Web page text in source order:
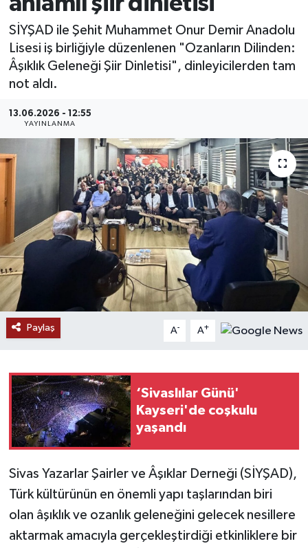
SİYŞAD ile Şehit Muhammet Onur Demir Anadolu
Lisesi iş birliğiyle düzenlenen "Ozanların Dilinden:
Âşıklık Geleneği Şiir Dinletisi", dinleyicilerden tam
not aldı.
13.06.2026 - 12:55
YAYINLANMA
Paylaş A- A+
‘Sivaslılar Günü'
Kayseri'de coşkulu
yaşandı
Sivas Yazarlar Şairler ve Âşıklar Derneği (SİYŞAD),
Türk kültürünün en önemli yapı taşlarından biri
olan âşıklık ve ozanlık geleneğini gelecek nesillere
aktarmak amacıyla gerçekleştirdiği etkinliklere bir
MAGAZİN
ÖZEL HABER
SAĞLIK
SOSYAL YARDIMLAR
SPONSORLU YAZI
TEKNOLOJİ
YAŞAM